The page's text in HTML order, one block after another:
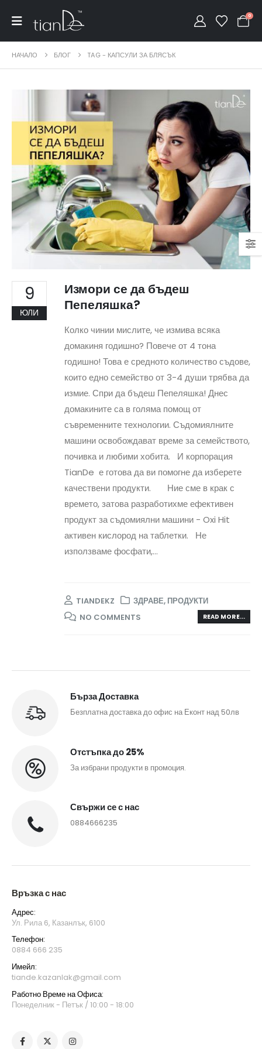
0
НАЧАЛО БЛОГ TAG - КАПСУЛИ ЗА БЛЯСЪК
9
ЮЛИ
Измори се да бъдеш
Пепеляшка?
Колко чинии мислите, че измива всяка
домакиня годишно? Повече от 4 тона
годишно! Това е средното количество съдове,
които едно семейство от 3-4 души трябва да
измие. Спри да бъдеш Пепеляшка! Днес
домакините са в голяма помощ от
съвременните технологии. Съдомиялните
машини освобождават време за семейството,
почивка и любими хобита. И корпорация
TianDe е готова да ви помогне да изберете
качествени продукти. Ние сме в крак с
времето, затова разработихме ефективен
продукт за съдомиялни машини - Oxi Hit
активен кислород на таблетки. Не
използваме фосфати,...
TIANDEKZ ЗДРАВЕ, ПРОДУКТИ
NO COMMENTS
READ MORE...
Бърза Доставка
Безплатна доставка до офис на Еконт над 50лв
Отстъпка до 25%
За избрани продукти в промоция.
Свържи се с нас
0884666235
Връзка с нас
Адрес:
Ул. Рила 6, Казанлък, 6100
Телефон:
0884 666 235
Имейл:
tiande.kazanlak@gmail.com
Работно Време на Офиса:
Понеделник - Петък / 10:00 - 18:00